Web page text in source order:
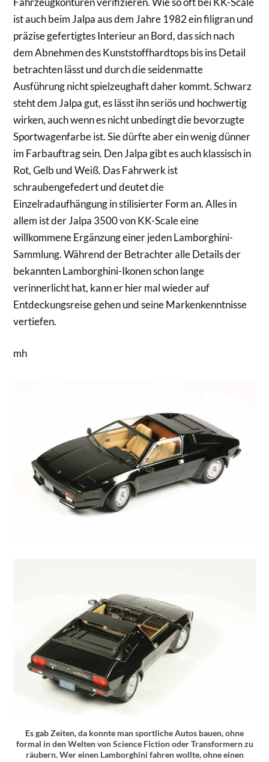
ist auch beim Jalpa aus dem Jahre 1982 ein filigran und
präzise gefertigtes Interieur an Bord, das sich nach
dem Abnehmen des Kunststoffhardtops bis ins Detail
betrachten lässt und durch die seidenmatte
Ausführung nicht spielzeughaft daher kommt. Schwarz
steht dem Jalpa gut, es lässt ihn seriös und hochwertig
wirken, auch wenn es nicht unbedingt die bevorzugte
Sportwagenfarbe ist. Sie dürfte aber ein wenig dünner
im Farbauftrag sein. Den Jalpa gibt es auch klassisch in
Rot, Gelb und Weiß. Das Fahrwerk ist
schraubengefedert und deutet die
Einzelradaufhängung in stilisierter Form an. Alles in
allem ist der Jalpa 3500 von KK-Scale eine
willkommene Ergänzung einer jeden Lamborghini-
Sammlung. Während der Betrachter alle Details der
bekannten Lamborghini-Ikonen schon lange
verinnerlicht hat, kann er hier mal wieder auf
Entdeckungsreise gehen und seine Markenkenntnisse
vertiefen.
mh
Es gab Zeiten, da konnte man sportliche Autos bauen, ohne
formal in den Welten von Science Fiction oder Transformern zu
räubern. Wer einen Lamborghini fahren wollte, ohne einen